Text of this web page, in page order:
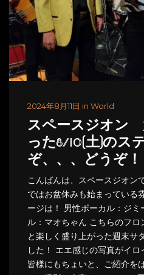
2024年8月11日 in World
スペースジオン
った8/10(土)のス
ぞ、、、どうぞ！
こんばんは、スペースジオン
ではお盆休みも始まっている
ージは！ 男性ボーカル：ジ
ル：マオちゃん こちらのフ
と楽しく盛り上がった週末サ
した！ エエ感じの写真がイロ
皆様にもちょいと、ご紹介を